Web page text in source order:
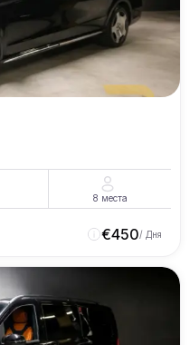
8 места
€450/ Дня